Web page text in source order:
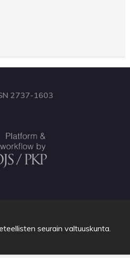
2737-1603
seurain valtuuskunta.